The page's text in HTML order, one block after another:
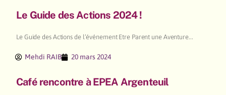
Le Guide des Actions 2024 !
Le Guide des Actions de l’événement Etre Parent une Aventure...
Mehdi RAIB 20 mars 2024
Café rencontre à EPEA Argenteuil